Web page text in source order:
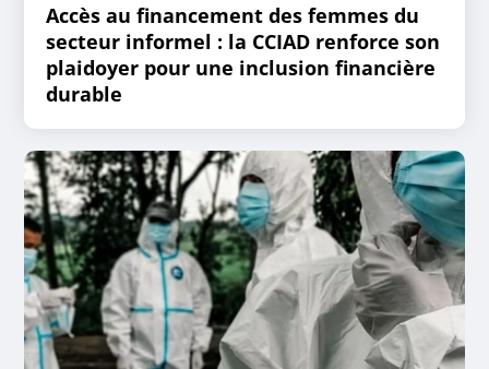
Accès au financement des femmes du
secteur informel : la CCIAD renforce son
plaidoyer pour une inclusion financière
durable